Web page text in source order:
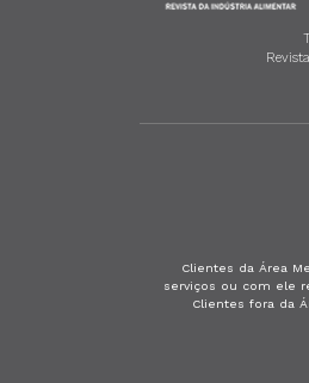
Clientes da Área
serviços ou com ele
Clientes fora da